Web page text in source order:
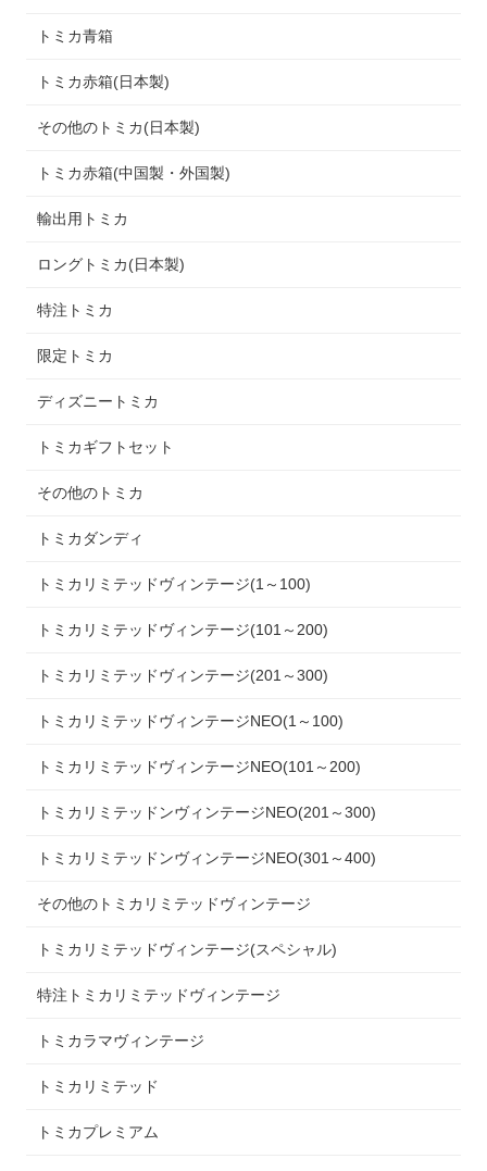
トミカ青箱
トミカ赤箱(日本製)
その他のトミカ(日本製)
トミカ赤箱(中国製・外国製)
輸出用トミカ
ロングトミカ(日本製)
特注トミカ
限定トミカ
ディズニートミカ
トミカギフトセット
その他のトミカ
トミカダンディ
トミカリミテッドヴィンテージ(1～100)
トミカリミテッドヴィンテージ(101～200)
トミカリミテッドヴィンテージ(201～300)
トミカリミテッドヴィンテージNEO(1～100)
トミカリミテッドヴィンテージNEO(101～200)
トミカリミテッドンヴィンテージNEO(201～300)
トミカリミテッドンヴィンテージNEO(301～400)
その他のトミカリミテッドヴィンテージ
トミカリミテッドヴィンテージ(スペシャル)
特注トミカリミテッドヴィンテージ
トミカラマヴィンテージ
トミカリミテッド
トミカプレミアム